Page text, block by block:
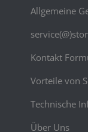
Allgemeine
Kontakt
Vorteile von
Technische
Über Uns